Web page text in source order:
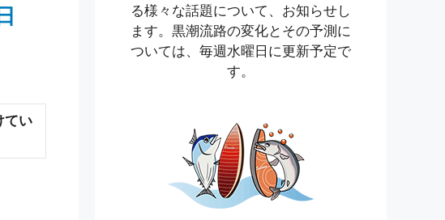
てい
る様々な話題について、お知らせし
ます。黒潮流路の変化とその予測に
ついては、毎週水曜日に更新予定で
す。